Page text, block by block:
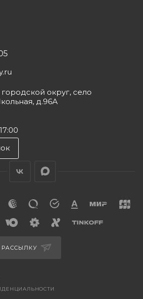
округ, село
д.96А